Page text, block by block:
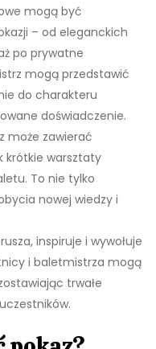
mogą być
– od eleganckich
po prywatne
mogą przedstawić
do charakteru
doświadczenie.
może zawierać
krótkie warsztaty
To nie tylko
nowej wiedzy i
inspiruje i wywołuje
i baletmistrza mogą
trwałe